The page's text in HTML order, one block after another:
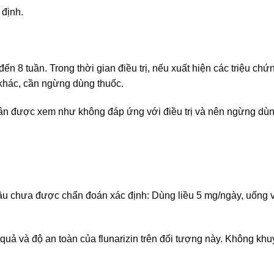
8 tuần. Trong thời gian điều trị, nếu xuất hiện các triệu
cần ngừng dùng thuốc.
được xem như không đáp ứng với điều trị và nên ngừng
chưa được chẩn đoán xác định: Dùng liều 5 mg/ngày, uống
và độ an toàn của flunarizin trên đối tượng này. Không